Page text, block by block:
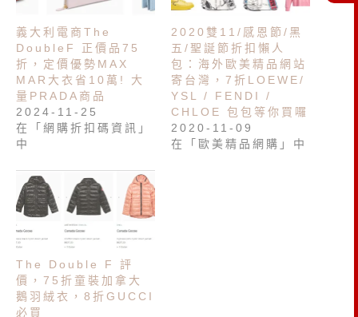
義大利電商The
DoubleF 正價品75
折，定價優勢MAX
MAR大衣省10萬! 大
量PRADA商品
2024-11-25
在「網購折扣碼資訊」
中
2020雙11/感恩節/黑
五/聖誕節折扣懶人
包：海外歐美精品網站
寄台灣，7折LOEWE/
YSL / FENDI /
CHLOE 包包等你買囉
2020-11-09
在「歐美精品網購」中
The Double F 評
價，75折童裝加拿大
鵝羽絨衣，8折GUCCI
必買